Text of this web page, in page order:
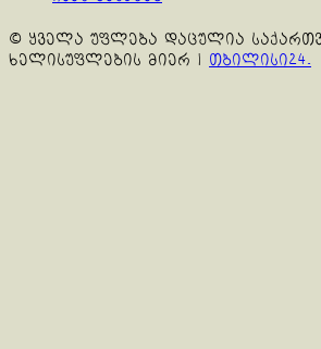
© ყველა უფლება დაცულია
ხელისუფლების მიერ | თბილისი24.